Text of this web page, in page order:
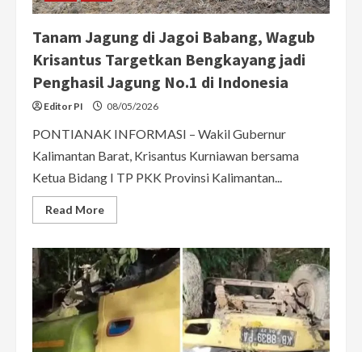
Tanam Jagung di Jagoi Babang, Wagub
Krisantus Targetkan Bengkayang jadi
Penghasil Jagung No.1 di Indonesia
Editor PI 08/05/2026
PONTIANAK INFORMASI – Wakil Gubernur
Kalimantan Barat, Krisantus Kurniawan bersama
Ketua Bidang I TP PKK Provinsi Kalimantan...
Read MoreRead
more
Jagung
di
Jagoi
Babang,
Wagub
Krisantus
Targetkan
Bengkayang
jadi